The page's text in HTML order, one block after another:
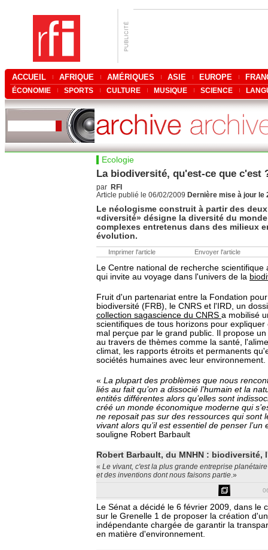
ACCUEIL AFRIQUE AMÉRIQUES ASIE EUROPE
ÉCONOMIE SPORTS CULTURE MUSIQUE SCIENCE
Ecologie
La biodiversité, qu'est-ce que c'est
par RFI
Article publié le 06/02/2009 Dernière mise à jour le
Le néologisme construit à partir des
«diversité» désigne la diversité du
complexes entretenus dans des milieux
évolution.
Imprimer l'article Envoyer l'article
Le Centre national de recherche scientifique
qui invite au voyage dans l'univers de la
Fruit d'un partenariat entre la Fondation
biodiversité (FRB), le CNRS et l'IRD, un
collection sagascience du CNRS a mobilisé
scientifiques de tous horizons pour
mal perçue par le grand public. Il propose
au travers de thèmes comme la santé,
climat, les rapports étroits et permanents
sociétés humaines avec leur environnement.
« La plupart des problèmes que nous
liés au fait qu’on a dissocié l’humain et la
entités différentes alors qu’elles sont
créé un monde économique moderne qui
ne reposait pas sur des ressources qui sont
vivant alors qu’il est essentiel de penser l’un
souligne Robert Barbault
Robert Barbault, du MNHN :
« Le vivant, c'est la plus grande entreprise
et des inventions dont nous faisons partie.»
Le Sénat a décidé le 6 février 2009, dans le
sur le Grenelle 1 de proposer la création
indépendante chargée de garantir la
en matière d'environnement.